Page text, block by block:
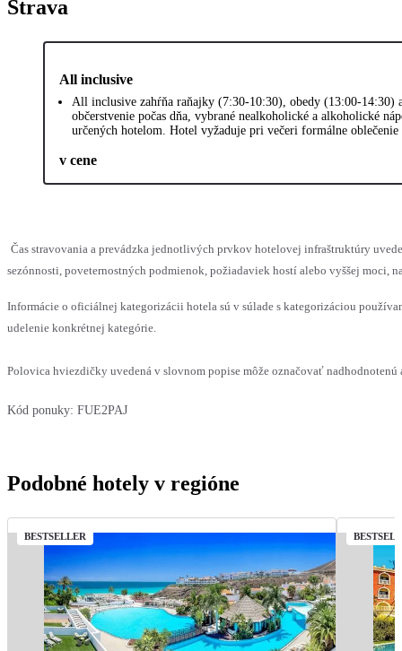
Strava
All inclusive
All inclusive zahŕňa raňajky (7:30-10:30), obedy (13:00-
občerstvenie počas dňa, vybrané nealkoholické a alkoholické
určených hotelom. Hotel vyžaduje pri večeri formálne
v cene
Čas stravovania a prevádzka jednotlivých prvkov hotelovej infraštruktúry
sezónnosti, poveternostných podmienok, požiadaviek hostí alebo vyššej moci,
Informácie o oficiálnej kategorizácii hotela sú v súlade s kategorizáciou
udelenie konkrétnej kategórie.
Polovica hviezdičky uvedená v slovnom popise môže označovať
Kód ponuky: FUE2PAJ
Podobné hotely v regióne
BESTSELLER